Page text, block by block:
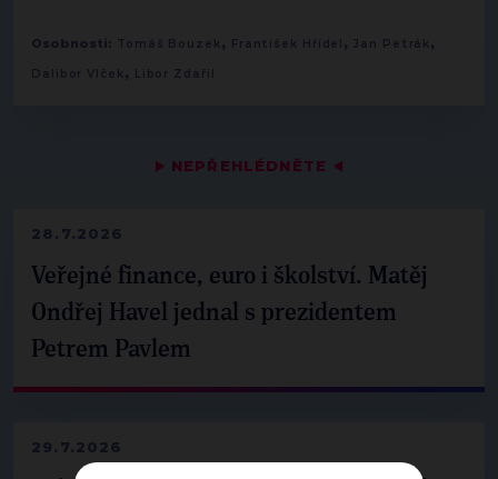
▶ NEPŘEHLÉDNĚTE ◀
28.7.2026
Veřejné finance, euro i školství. Matěj
Ondřej Havel jednal s prezidentem
Petrem Pavlem
29.7.2026
Osobnosti: Tomáš Bouzek , František Hřídel , Jan Petrák ,
Dalibor Vlček , Libor Zdařil